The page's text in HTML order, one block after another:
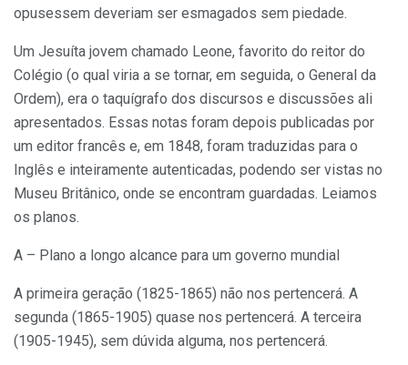
opusessem deveriam ser esmagados sem piedade.
Um Jesuíta jovem chamado Leone, favorito do reitor do
Colégio (o qual viria a se tornar, em seguida, o General da
Ordem), era o taquígrafo dos discursos e discussões ali
apresentados. Essas notas foram depois publicadas por
um editor francês e, em 1848, foram traduzidas para o
Inglês e inteiramente autenticadas, podendo ser vistas no
Museu Britânico, onde se encontram guardadas. Leiamos
os planos.
A – Plano a longo alcance para um governo mundial
A primeira geração (1825-1865) não nos pertencerá. A
segunda (1865-1905) quase nos pertencerá. A terceira
(1905-1945), sem dúvida alguma, nos pertencerá.